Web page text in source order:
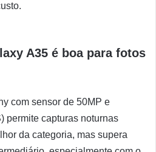
A35 é boa para fotos
com sensor de 50MP e
permite capturas noturnas
da categoria, mas supera